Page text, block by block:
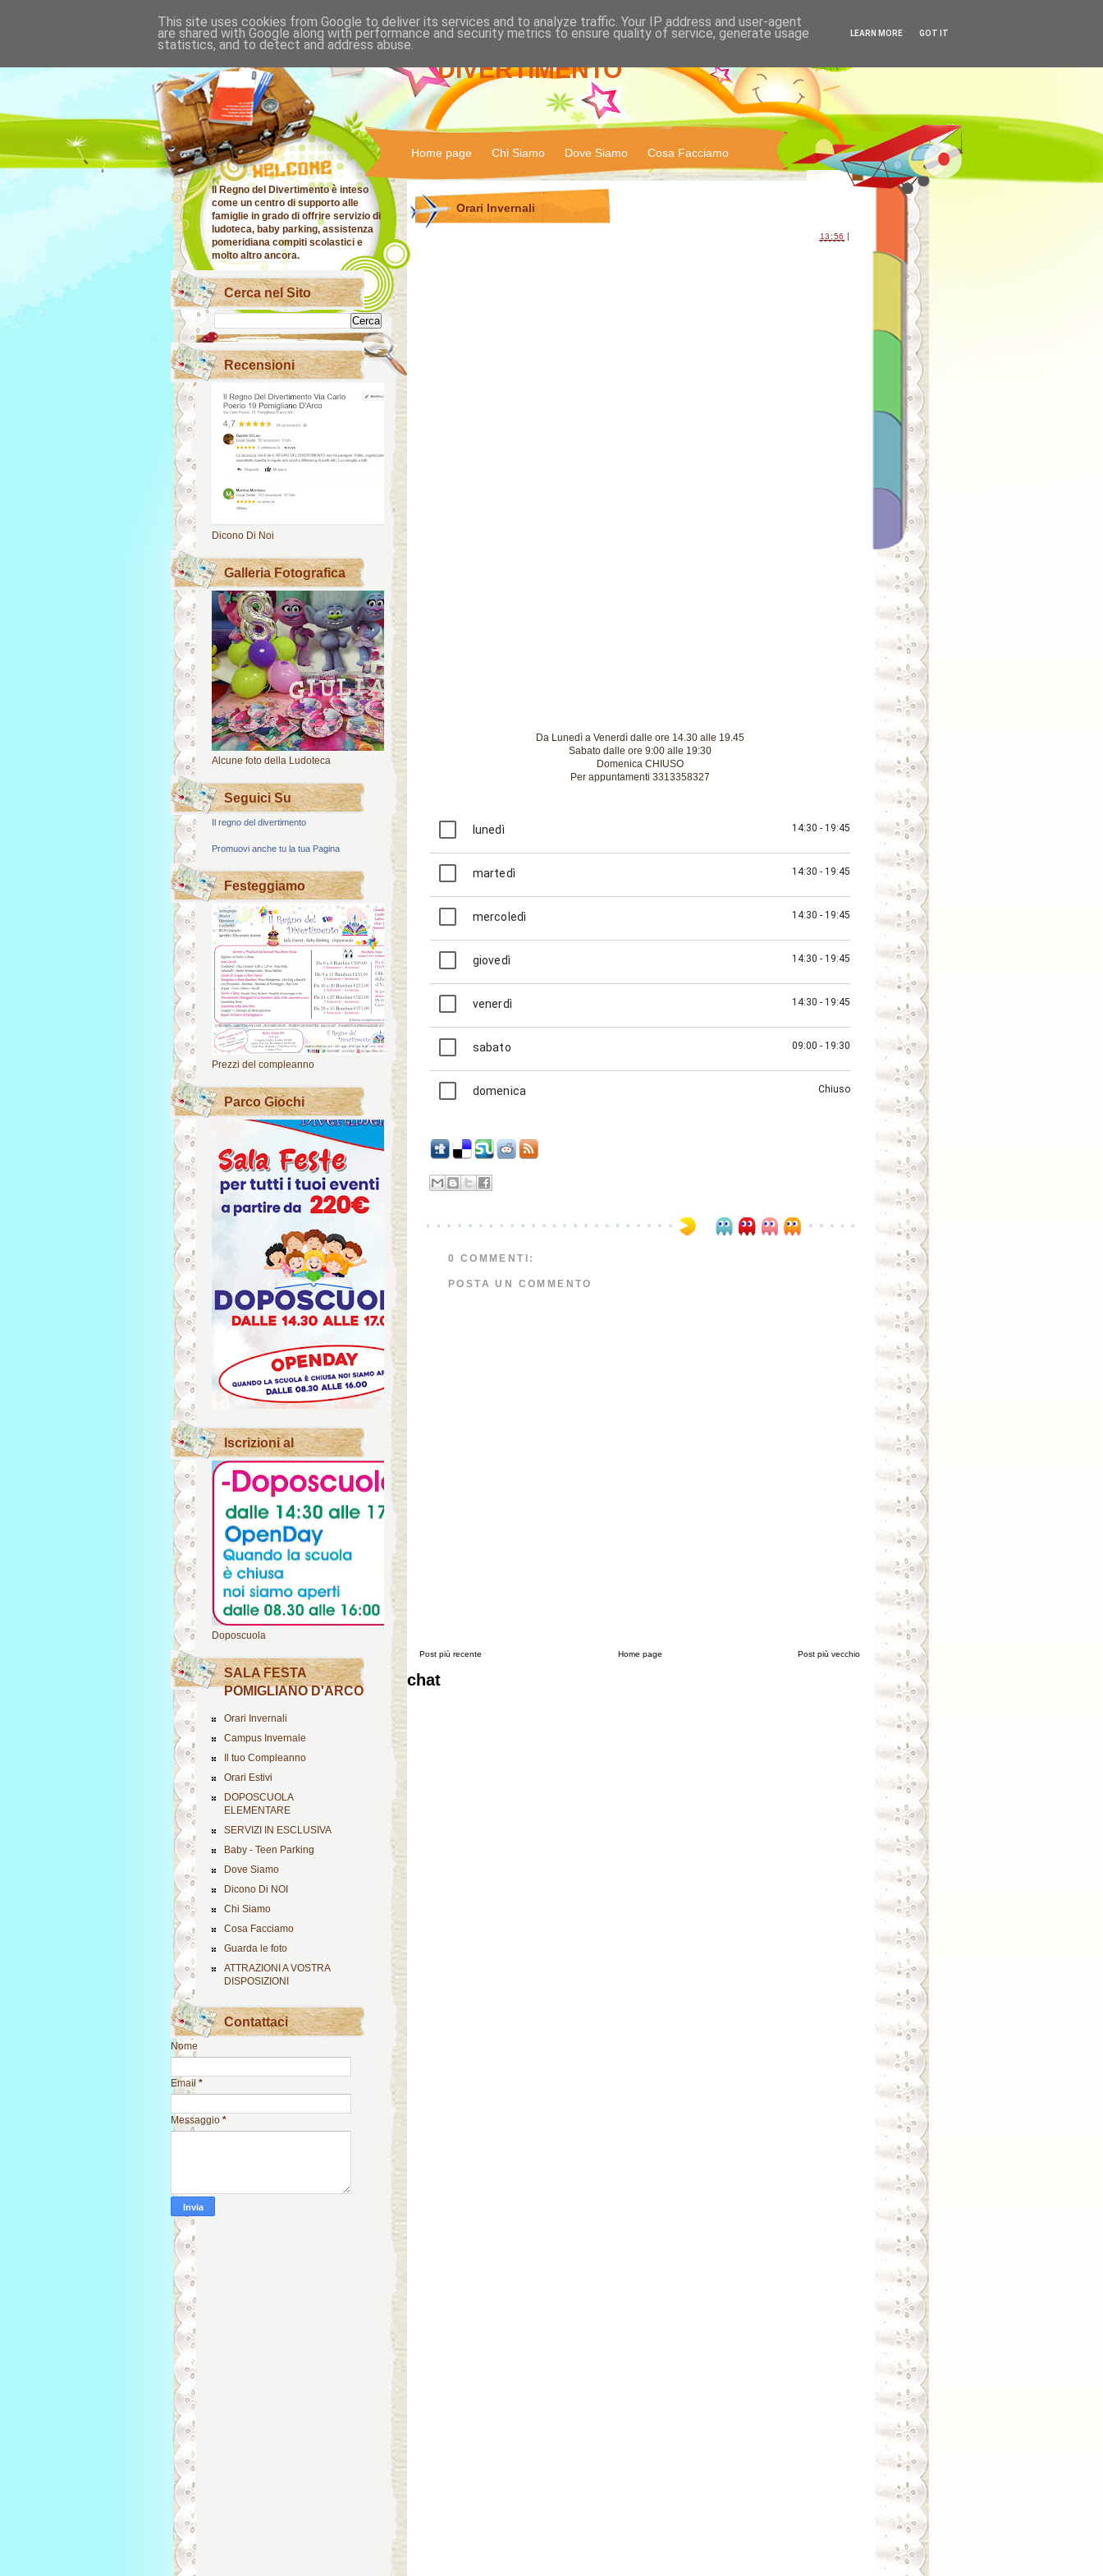
IL REGNO DEL
DIVERTIMENTO
Home page Chi Siamo Dove Siamo Cosa Facciamo
Il Regno del Divertimento è inteso
come un centro di supporto alle
famiglie in grado di offrire servizio di
ludoteca, baby parking, assistenza
pomeridiana compiti scolastici e
molto altro ancora.
Cerca nel Sito
Recensioni
Dicono Di Noi
Galleria Fotografica
Alcune foto della Ludoteca
Seguici Su
Il regno del divertimento
Promuovi anche tu la tua Pagina
Festeggiamo
Prezzi del compleanno
Parco Giochi
Iscrizioni al
Doposcuola
SALA FESTA
POMIGLIANO D'ARCO
Orari Invernali
Campus Invernale
Il tuo Compleanno
Orari Estivi
DOPOSCUOLA
ELEMENTARE
SERVIZI IN ESCLUSIVA
Baby - Teen Parking
Dove Siamo
Dicono Di NOI
Chi Siamo
Cosa Facciamo
Guarda le foto
ATTRAZIONI A VOSTRA
DISPOSIZIONI
Contattaci
Nome
Email *
Messaggio *
Orari Invernali
13:56 |
Da Lunedì a Venerdì dalle ore 14.30 alle 19.45
Sabato dalle ore 9:00 alle 19:30
Domenica CHIUSO
Per appuntamenti 3313358327
lunedì 14:30 - 19:45
martedì 14:30 - 19:45
mercoledì 14:30 - 19:45
giovedì 14:30 - 19:45
venerdì 14:30 - 19:45
sabato 09:00 - 19:30
domenica Chiuso
0 COMMENTI:
POSTA UN COMMENTO
Post più recente Post più vecchio
Home page
chat
This site uses cookies from Google to deliver its services and to analyze traffic. Your IP address and user-agent
are shared with Google along with performance and security metrics to ensure quality of service, generate usage
statistics, and to detect and address abuse.
LEARN MORE GOT IT